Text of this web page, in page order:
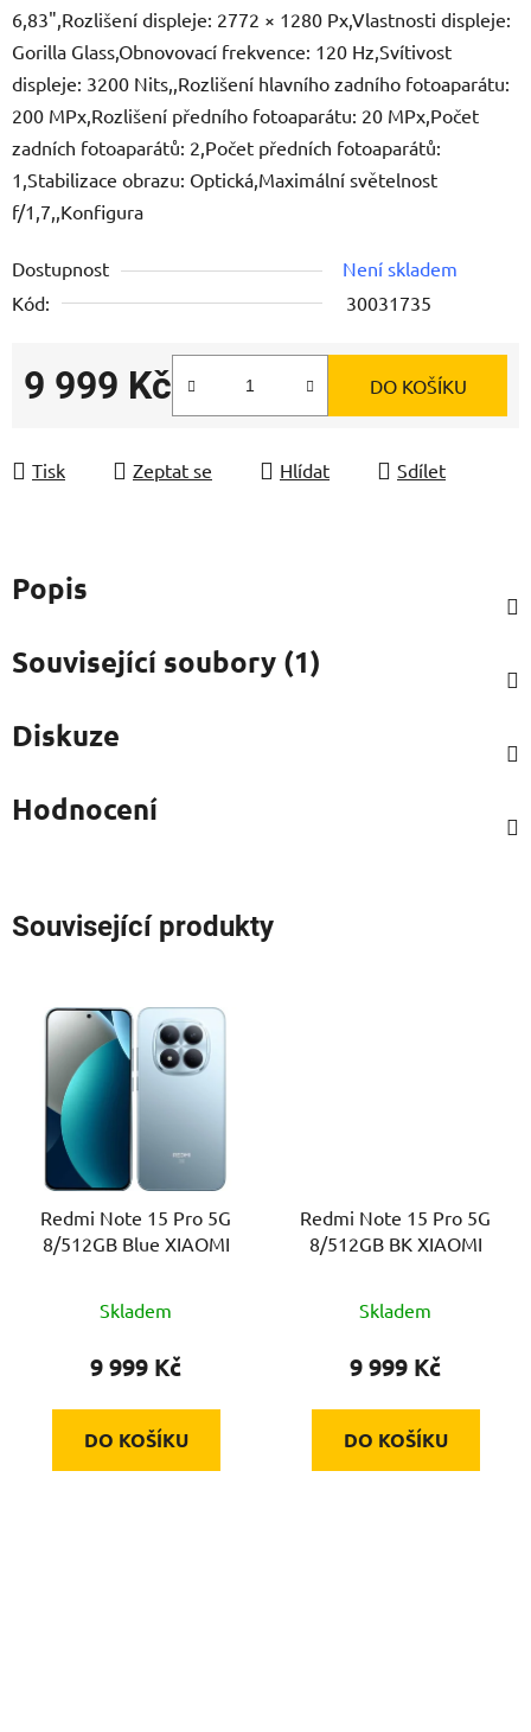
6,83",Rozlišení displeje: 2772 × 1280 Px,Vlastnosti displeje:
Gorilla Glass,Obnovovací frekvence: 120 Hz,Svítivost
displeje: 3200 Nits,,Rozlišení hlavního zadního fotoaparátu:
200 MPx,Rozlišení předního fotoaparátu: 20 MPx,Počet
zadních fotoaparátů: 2,Počet předních fotoaparátů:
1,Stabilizace obrazu: Optická,Maximální světelnost
f/1,7,,Konfigura
Dostupnost
Není skladem
Kód:
30031735
9 999 Kč DO KOŠÍKU
Tisk Zeptat se Hlídat Sdílet
Popis
Související soubory (1)
Diskuze
Hodnocení
Související produkty
Redmi Note 15 Pro 5G
8/512GB Blue XIAOMI
Skladem
9 999 Kč
DO KOŠÍKU
Redmi Note 15 Pro 5G
8/512GB BK XIAOMI
Skladem
9 999 Kč
DO KOŠÍKU